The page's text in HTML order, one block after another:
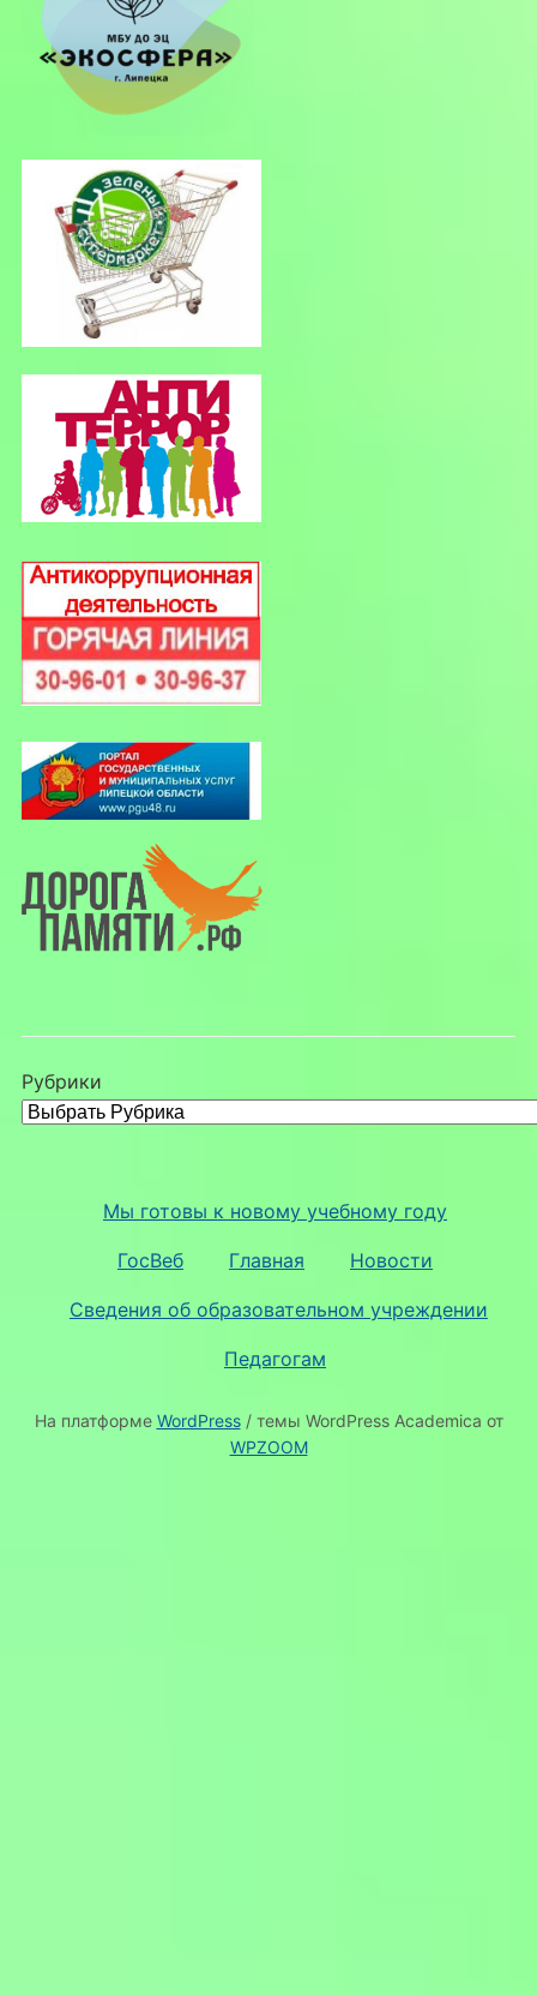
Рубрики
Мы готовы к новому учебному году
ГосВеб Главная Новости
Сведения об образовательном учреждении
Педагогам
На платформе WordPress/ темы WordPress Academica от
WPZOOM